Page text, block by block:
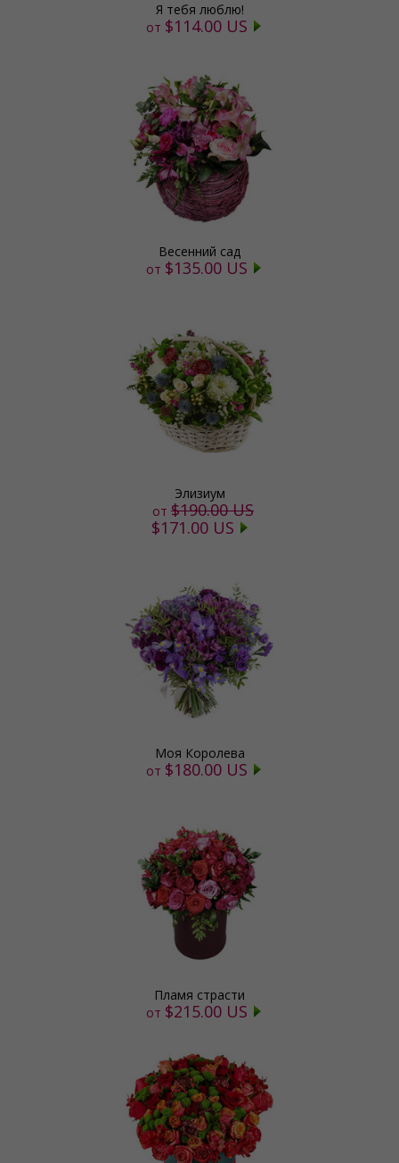
Я тебя люблю!
от $114.00 US
Весенний сад
от $135.00 US
Элизиум
от $190.00 US
$171.00 US
Моя Королева
от $180.00 US
Пламя страсти
от $215.00 US